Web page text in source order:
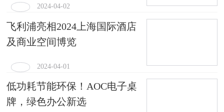
2024-04-02
飞利浦亮相2024上海国际酒店
及商业空间博览
2024-04-01
低功耗节能环保！AOC电子桌
牌，绿色办公新选